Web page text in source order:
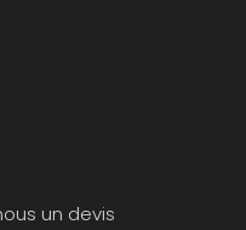
un devis